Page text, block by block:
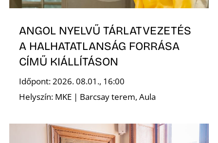
ANGOL NYELVŰ TÁRLATVEZETÉS
A HALHATATLANSÁG FORRÁSA
CÍMŰ KIÁLLÍTÁSON
Időpont: 2026. 08.01., 16:00
Helyszín: MKE | Barcsay terem, Aula